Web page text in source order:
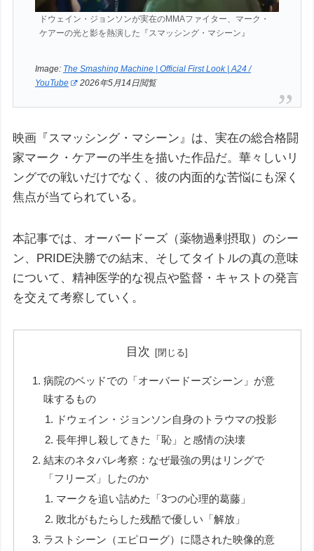
ドウェイン・ジョンソンが実在のMMAファイター、マーク・
ケアーの光と影を熱演した『スマッシング・マシーン』
Image: The Smashing Machine | Official First Look | A24 /
YouTube
2026年5月14日閲覧
映画『スマッシング・マシーン』は、実在の総合格闘
家マーク・ケアーの半生を描いた作品だ。華々しいリ
ングでの戦いだけでなく、彼の内面的な苦悩にも深く
焦点が当てられている。
本記事では、オーバードーズ（薬物過剰摂取）のシー
ン、PRIDE決勝での結末、そしてタイトルの真の意味
について、精神医学的な視点や監督・キャストの発言
を交えて考察していく。
目次
病院のベッドでの「オーバードーズシーン」が意
味するもの
ドウェイン・ジョンソン自身のトラウマの投影
長年押し殺してきた「恥」と感情の決壊
結末のネタバレ考察：なぜ最強の男はリングで
「フリーズ」したのか
マークを追い詰めた「3つの心理的葛藤」
敗北がもたらした残酷で優しい「解放」
ラストシーン（エピローグ）に隠された映像的意